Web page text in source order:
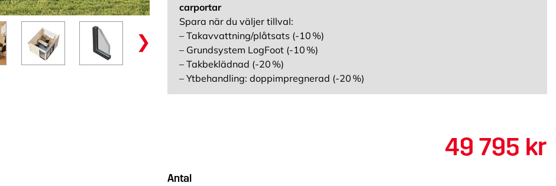
carportar
Spara när du väljer tillval:
– Takavvattning/plåtsats (-10 %)
– Grundsystem LogFoot (-10 %)
– Takbeklädnad (-20 %)
– Ytbehandling: doppimpregnerad (-20 %)
49 795 kr
Antal